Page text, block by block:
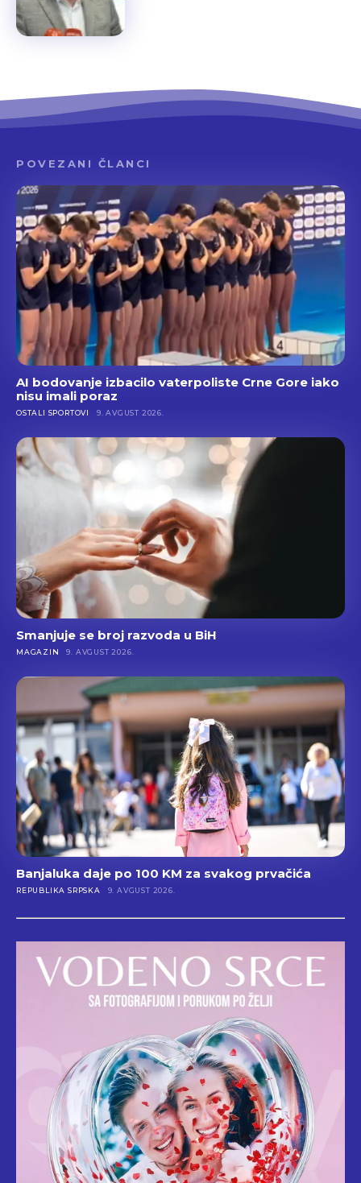
POVEZANI ČLANCI
AI bodovanje izbacilo vaterpoliste Crne Gore iako
nisu imali poraz
OSTALI SPORTOVI 9. AVGUST 2026.
Smanjuje se broj razvoda u BiH
MAGAZIN 9. AVGUST 2026.
Banjaluka daje po 100 KM za svakog prvačića
REPUBLIKA SRPSKA 9. AVGUST 2026.